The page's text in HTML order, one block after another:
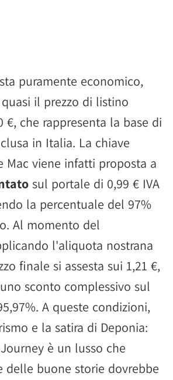
puramente economico,
il prezzo di listino
€, che rappresenta la base di
in Italia. La chiave
Mac viene infatti proposta a
sul portale di 0,99 € IVA
la percentuale del 97%
Al momento del
l'aliquota nostrana
finale si assesta sui 1,21 €,
sconto complessivo sul
A queste condizioni,
e la satira di Deponia:
è un lusso che
delle buone storie dovrebbe